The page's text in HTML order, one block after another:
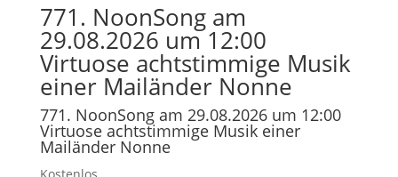
771. NoonSong am
29.08.2026 um 12:00
Virtuose achtstimmige Musik
einer Mailänder Nonne
771. NoonSong am 29.08.2026 um 12:00
Virtuose achtstimmige Musik einer
Mailänder Nonne